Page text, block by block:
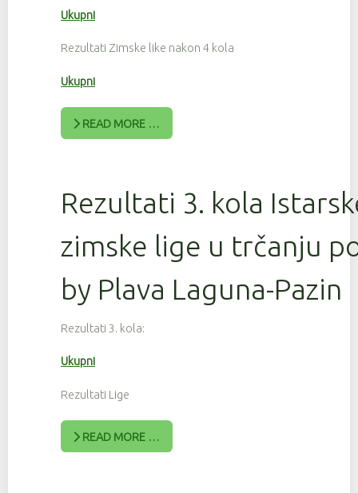
Ukupni
Rezultati Zimske like nakon 4 kola
Ukupni
READ MORE …
Rezultati 3. kola
zimske lige u trčanju
by Plava Laguna-Pazin
Rezultati 3. kola:
Ukupni
Rezultati Lige
READ MORE …